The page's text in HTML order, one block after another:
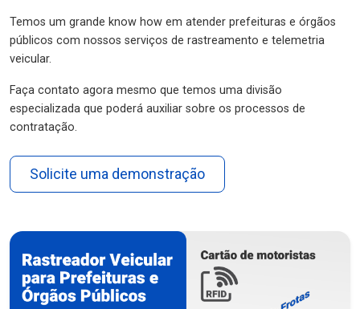
Temos um grande know how em atender prefeituras e órgãos
públicos com nossos serviços de rastreamento e telemetria
veicular.
Faça contato agora mesmo que temos uma divisão
especializada que poderá auxiliar sobre os processos de
contratação.
Solicite uma demonstração